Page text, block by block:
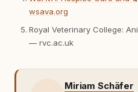
wsava.org
Royal Veterinary College:
— rvc.ac.uk
Miriam Schäfer